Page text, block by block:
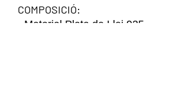
COMPOSICIÓ:
- Material Plata de Llei 925